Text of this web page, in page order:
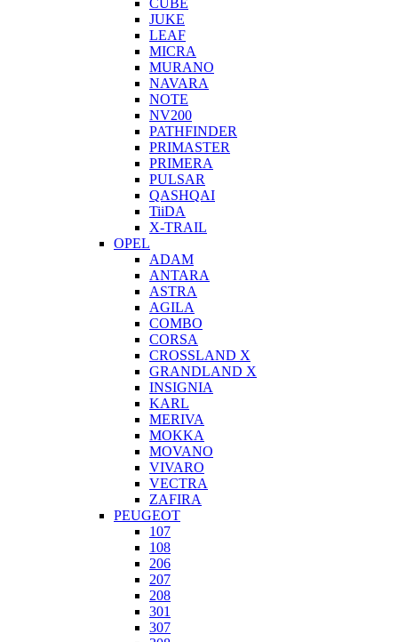
CUBE
JUKE
LEAF
MICRA
MURANO
NAVARA
NOTE
NV200
PATHFINDER
PRIMASTER
PRIMERA
PULSAR
QASHQAI
TiiDA
X-TRAIL
OPEL
ADAM
ANTARA
ASTRA
AGILA
COMBO
CORSA
CROSSLAND X
GRANDLAND X
INSIGNIA
KARL
MERIVA
MOKKA
MOVANO
VIVARO
VECTRA
ZAFIRA
PEUGEOT
107
108
206
207
208
301
307